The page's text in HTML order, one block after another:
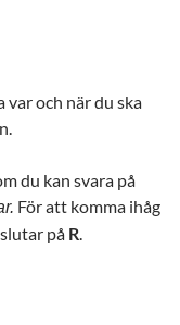
var och när du ska
du kan svara på
För att komma ihåg
på R